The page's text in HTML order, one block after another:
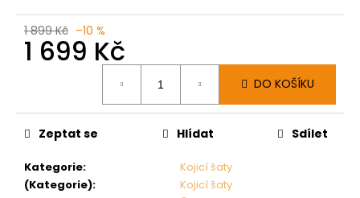
1 899 Kč –10 %
1 699 Kč
DO KOŠÍKU
Kategorie:
Kojicí šaty
(Kategorie):
Kojicí šaty
Zeptat se Hlídat Sdílet